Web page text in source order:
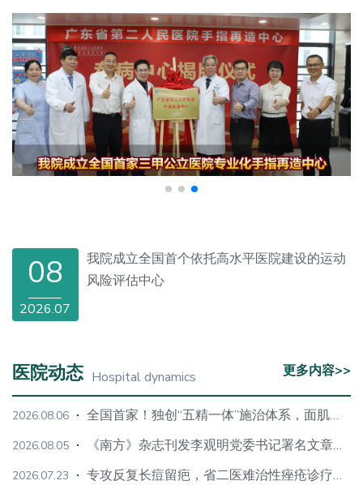
08
2026.07
我院成立全国首个依托高水平医院建设的运动
风险评估中心
医院动态 Hospital dynamics 更多内容>>
2026.08.06 全国首家！独创“五精一体”施治体系，面肌痉挛微创诊疗中心落地省二医
2026.08.05 《南方》杂志刊发李观明党委书记署名文章《把准“关键密码” 写好惠民答卷》
2026.07.23 专攻反复长痘留疤，省二医难治性痤疮诊疗中心揭牌，AI+中西医双赋能